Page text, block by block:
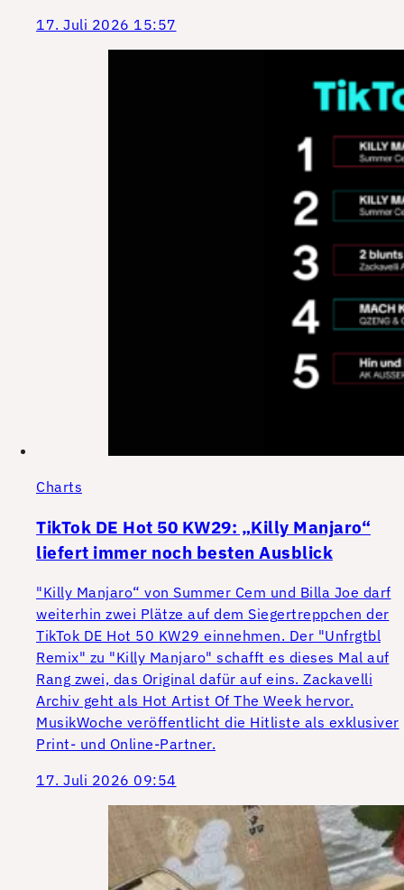
17. Juli 2026 15:57
Charts
TikTok DE Hot 50 KW29: „Killy Manjaro“
liefert immer noch besten Ausblick
"Killy Manjaro“ von Summer Cem und Billa Joe darf
weiterhin zwei Plätze auf dem Siegertreppchen der
TikTok DE Hot 50 KW29 einnehmen. Der "Unfrgtbl
Remix" zu "Killy Manjaro" schafft es dieses Mal auf
Rang zwei, das Original dafür auf eins. Zackavelli
Archiv geht als Hot Artist Of The Week hervor.
MusikWoche veröffentlicht die Hitliste als exklusiver
Print- und Online-Partner.
17. Juli 2026 09:54